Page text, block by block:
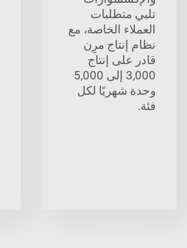
تلبي متطلبات
العملاء الخاصة، مع
نظام إنتاج مرِن
قادر على إنتاج
3,000 إلى 5,000
وحدة شهريًا لكل
فئة.